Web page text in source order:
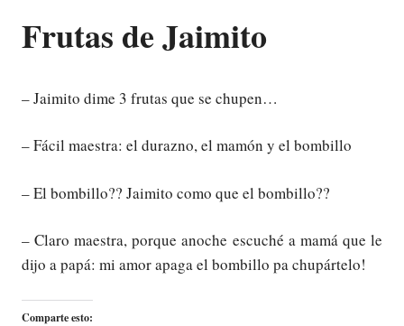
Frutas de Jaimito
– Jaimito dime 3 frutas que se chupen…
– Fácil maestra: el durazno, el mamón y el bombillo
– El bombillo?? Jaimito como que el bombillo??
– Claro maestra, porque anoche escuché a mamá que le
dijo a papá: mi amor apaga el bombillo pa chupártelo!
Comparte esto: